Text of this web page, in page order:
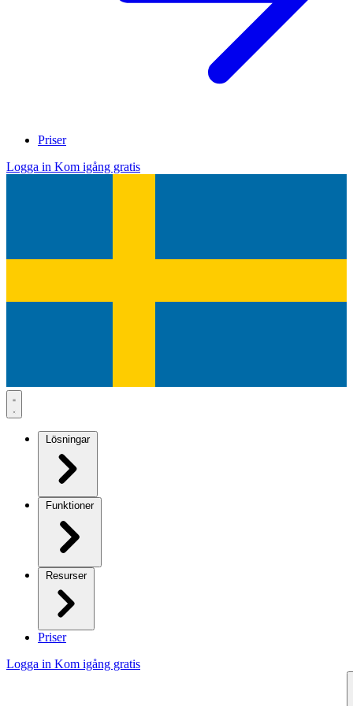
Priser
Logga in Kom igång gratis
Lösningar
Funktioner
Resurser
Priser
Logga in Kom igång gratis